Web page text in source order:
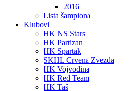
2016
Lista šampiona
Klubovi
HK NS Stars
HK Partizan
HK Spartak
SKHL Crvena Zvezda
HK Vojvodina
HK Red Team
HK Taš